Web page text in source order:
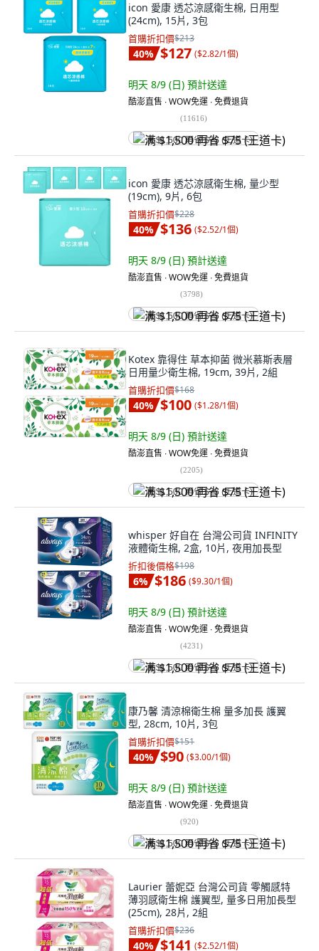
icon 愛康 透芯涼感衛生棉, 日用型
(24cm), 15片, 3包
首購折扣價$213
40% $127 ($2.82/1個)
明天 8/9 (日) 預計送達
酷澎直售 ∙ WOW免運 ∙ 免費退貨
(11616)
满 $1,500 再省 $75 (王道卡)
icon 愛康 透芯涼感衛生棉, 量少型
(19cm), 9片, 6包
首購折扣價$228
40% $136 ($2.52/1個)
明天 8/9 (日) 預計送達
酷澎直售 ∙ WOW免運 ∙ 免費退貨
(3798)
满 $1,500 再省 $75 (王道卡)
Kotex 靠得住 草本抑菌 微米慕斯表層
日用量少衛生棉, 19cm, 39片, 2組
首購折扣價$168
40% $100 ($1.28/1個)
明天 8/9 (日) 預計送達
酷澎直售 ∙ WOW免運 ∙ 免費退貨
(2205)
满 $1,500 再省 $75 (王道卡)
whisper 好自在 台灣公司貨 INFINITY
液體衛生棉, 2盒, 10片, 夜用加長型
折扣後價格$198
6% $186 ($9.30/1個)
明天 8/9 (日) 預計送達
酷澎直售 ∙ WOW免運 ∙ 免費退貨
(4231)
满 $1,500 再省 $75 (王道卡)
康乃馨 清涼棉衛生棉 量多加長 護翼
型, 28cm, 10片, 3包
首購折扣價$151
40% $90 ($3.00/1個)
明天 8/9 (日) 預計送達
酷澎直售 ∙ WOW免運 ∙ 免費退貨
(920)
满 $1,500 再省 $75 (王道卡)
Laurier 蕾妮亞 台灣公司貨 零觸感特
薄羽感衛生棉 護翼型, 量多日用加長型
(25cm), 28片, 2組
首購折扣價$236
40% $141 ($2.52/1個)